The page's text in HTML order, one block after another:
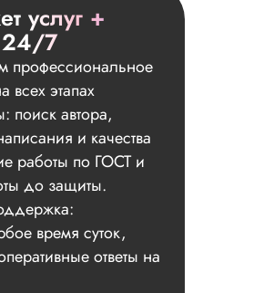
услуг +
24/7
профессиональное
этапах
поиск автора,
и качества
работы по ГОСТ и
до защиты.
время суток,
ответы на